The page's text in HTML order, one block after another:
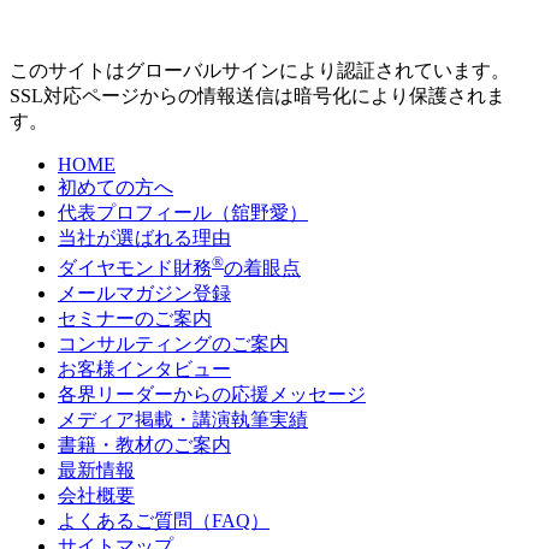
このサイトはグローバルサインにより認証されています。
SSL対応ページからの情報送信は暗号化により保護されま
す。
HOME
初めての方へ
代表プロフィール（舘野愛）
当社が選ばれる理由
ダイヤモンド財務®の着眼点
メールマガジン登録
セミナーのご案内
コンサルティングのご案内
お客様インタビュー
各界リーダーからの応援メッセージ
メディア掲載・講演執筆実績
書籍・教材のご案内
最新情報
会社概要
よくあるご質問（FAQ）